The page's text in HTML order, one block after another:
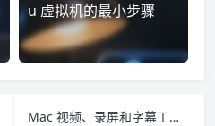
u 虚拟机的最小步骤
Mac 视频、录屏和字幕工具怎么精简：一次应用清理记录